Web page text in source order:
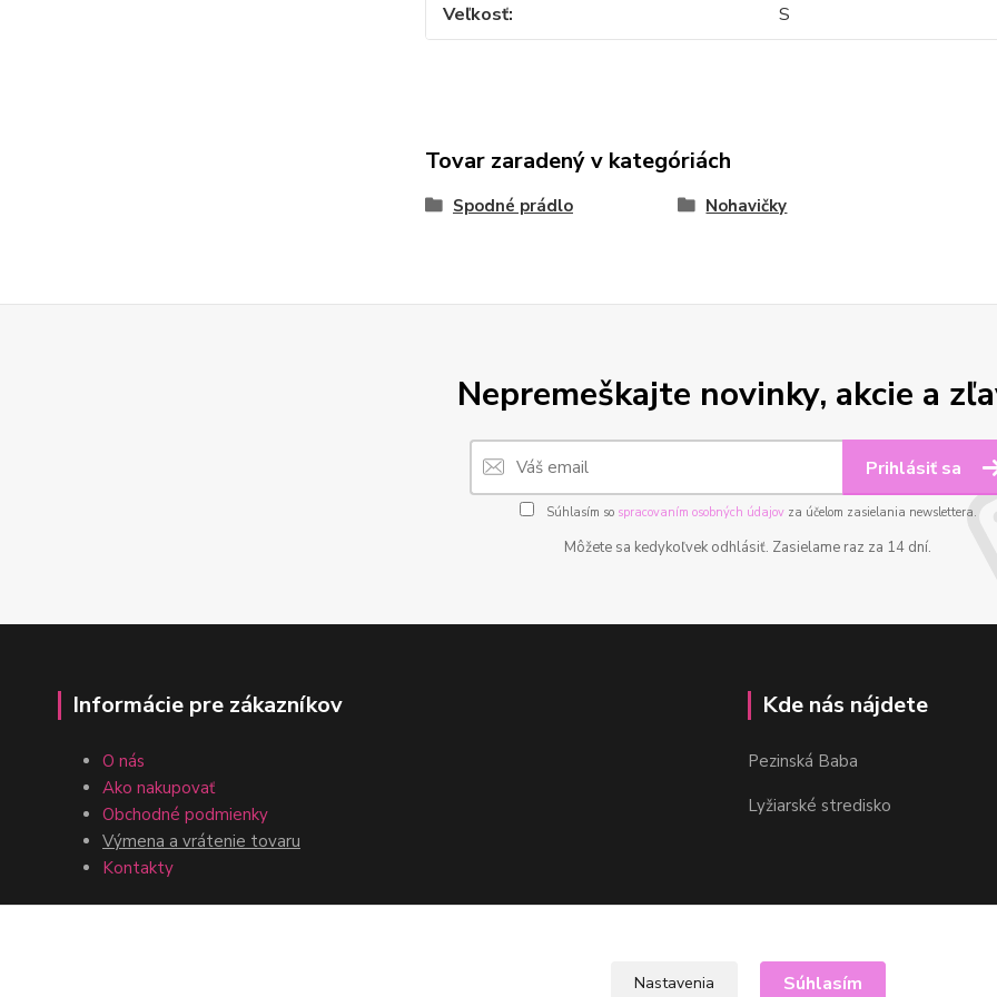
Veľkosť S
Tovar zaradený v kategóriách
Spodné prádlo Nohavičky
Nepremeškajte novinky, akcie a
Prihlásiť sa
Súhlasím so spracovaním osobných údajovza účelom zasielania newslettera.
Môžete sa kedykoľvek odhlásiť. Zasielame raz za 14 dní.
Informácie pre zákazníkov
O nás
Ako nakupovať
Obchodné podmienky
Výmena a vrátenie tovaru
Kontakty
Kde nás nájdete
Pezinská Baba
Lyžiarské stredisko
Nastavenia Súhlasím